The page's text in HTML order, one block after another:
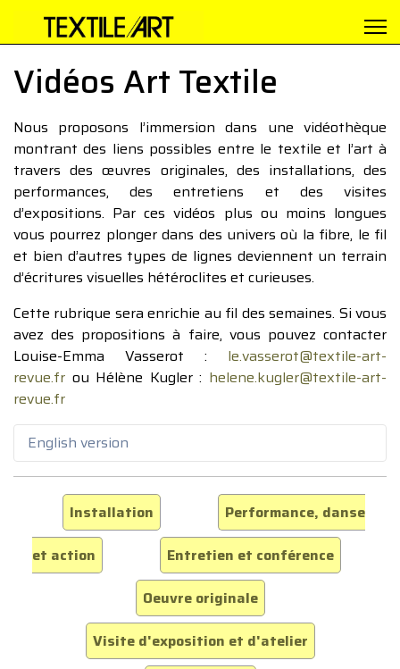
Vidéos Art Textile
Nous proposons l’immersion dans une vidéothèque
montrant des liens possibles entre le textile et l’art à
travers des œuvres originales, des installations, des
performances, des entretiens et des visites
d’expositions. Par ces vidéos plus ou moins longues
vous pourrez plonger dans des univers où la fibre, le fil
et bien d’autres types de lignes deviennent un terrain
d’écritures visuelles hétéroclites et curieuses.
Cette rubrique sera enrichie au fil des semaines. Si vous
avez des propositions à faire, vous pouvez contacter
Louise-Emma Vasserot : le.vasserot@textile-art-
revue.fr ou Hélène Kugler : helene.kugler@textile-art-
revue.fr
English version
Installation
Performance, danse
et action
Entretien et conférence
Oeuvre originale
Visite d'exposition et d'atelier